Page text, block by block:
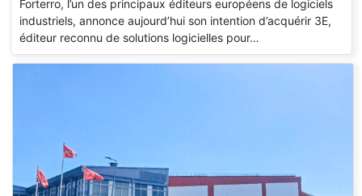
Forterro, l’un des principaux éditeurs européens de logiciels
industriels, annonce aujourd’hui son intention d’acquérir 3E,
éditeur reconnu de solutions logicielles pour…